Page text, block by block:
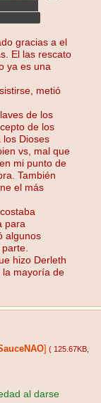
gracias a el
El las rescato
ya es una
metió
de los
de los
los Dioses
vs, mal que
mi punto de
También
el más
para
algunos
hizo Derleth
la mayoría de
( 125.67KB
al darse